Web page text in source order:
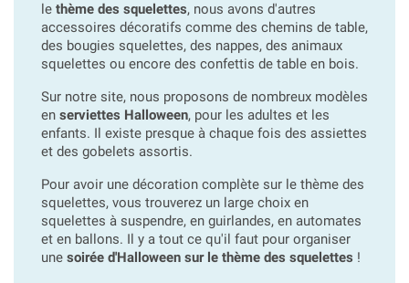
le thème des squelettes, nous avons d'autres
accessoires décoratifs comme des chemins de table,
des bougies squelettes, des nappes, des animaux
squelettes ou encore des confettis de table en bois.
Sur notre site, nous proposons de nombreux modèles
en serviettes Halloween, pour les adultes et les
enfants. Il existe presque à chaque fois des assiettes
et des gobelets assortis.
Pour avoir une décoration complète sur le thème des
squelettes, vous trouverez un large choix en
squelettes à suspendre, en guirlandes, en automates
et en ballons. Il y a tout ce qu'il faut pour organiser
une soirée d'Halloween sur le thème des squelettes !